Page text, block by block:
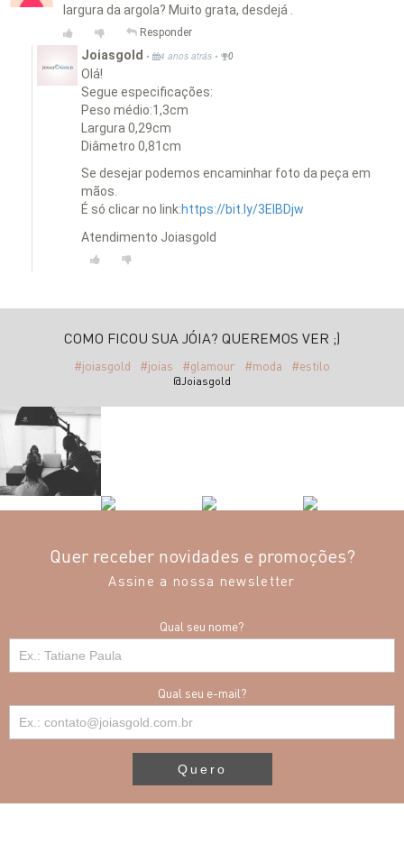
largura da argola? Muito grata, desdejá .
Responder
Joiasgold • 4 anos atrás • 0
Olá!
Segue especificações:
Peso médio:1,3cm
Largura 0,29cm
Diâmetro 0,81cm
Se desejar podemos encaminhar foto da peça em
mãos.
É só clicar no link:https://bit.ly/3EIBDjw
Atendimento Joiasgold
COMO FICOU SUA JÓIA? QUEREMOS VER ;)
#joiasgold #joias #glamour #moda #estilo
@Joiasgold
Quer receber novidades e promoções?
Assine a nossa newsletter
Qual seu nome?
Qual seu e-mail?
Quero